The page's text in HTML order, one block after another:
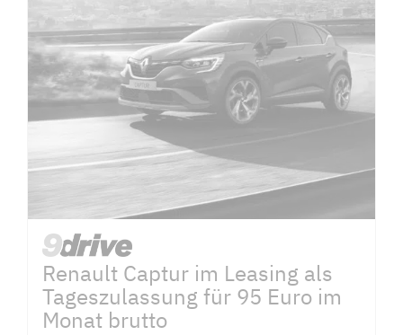
Renault Captur im Leasing als
Tageszulassung für 95 Euro im
Monat brutto